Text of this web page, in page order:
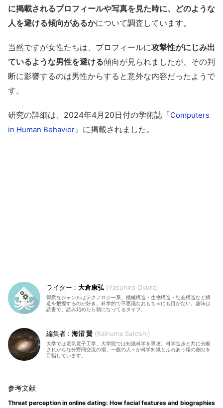
に掲載されるプロフィールや写真を見た時に、どのような
人を避ける傾向があるかについて調査しています。
当然ですが女性たちは、プロフィールに攻撃性がにじみ出
ているような男性を避ける傾向が見られましたが、その判
断に影響するのは男性からすると意外な内容だったようで
す。
研究の詳細は、2024年4月20日付の学術誌『Computers
in Human Behavior』に掲載されました。
大倉康弘 Yasuhiro Okura
得意なジャンルはテクノロジー系。機械構造・生物構造・社会構造など構
造を把握するのが好き。科学的で不思議なおもちゃにも目がない。趣味は
読書で、読み始めたら朝になってるタイプ。
海沼 賢 Kainuma Satoshi
大学では電気電子工学、大学院では知識科学を専攻。科学進歩と共に分断
されがちな分野間交流の場、一般の人々が科学知識とふれあう場の創出を
目指しています。
Threat perception in online dating: How facial features and biographies